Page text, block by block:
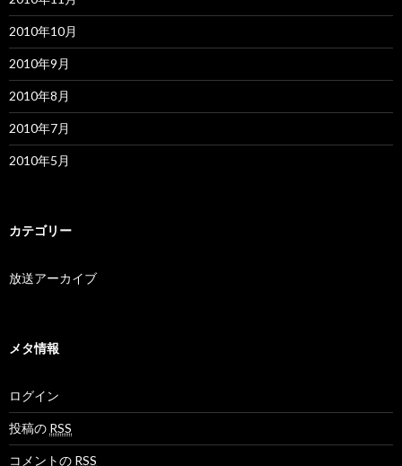
2010年10月
2010年9月
2010年8月
2010年7月
2010年5月
カテゴリー
放送アーカイブ
メタ情報
ログイン
投稿の RSS
コメントの RSS